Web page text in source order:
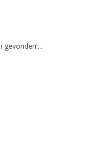
gevonden!...